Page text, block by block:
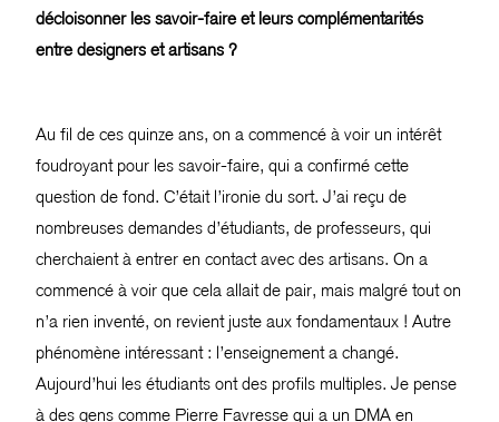
décloisonner les savoir-faire et leurs complémentarités
entre designers et artisans ?
Au fil de ces quinze ans, on a commencé à voir un intérêt
foudroyant pour les savoir-faire, qui a confirmé cette
question de fond. C’était l’ironie du sort. J’ai reçu de
nombreuses demandes d’étudiants, de professeurs, qui
cherchaient à entrer en contact avec des artisans. On a
commencé à voir que cela allait de pair, mais malgré tout on
n’a rien inventé, on revient juste aux fondamentaux ! Autre
phénomène intéressant : l’enseignement a changé.
Aujourd’hui les étudiants ont des profils multiples. Je pense
à des gens comme Pierre Favresse qui a un DMA en